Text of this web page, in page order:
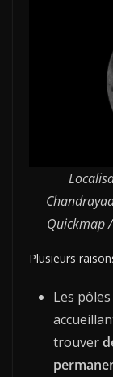
Quickmap
Plusieurs
Les
trouver